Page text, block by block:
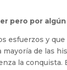
pero por
esfuerzos y
de las
la conquista.